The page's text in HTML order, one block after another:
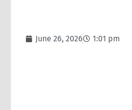
June 26, 2026 1:01 pm